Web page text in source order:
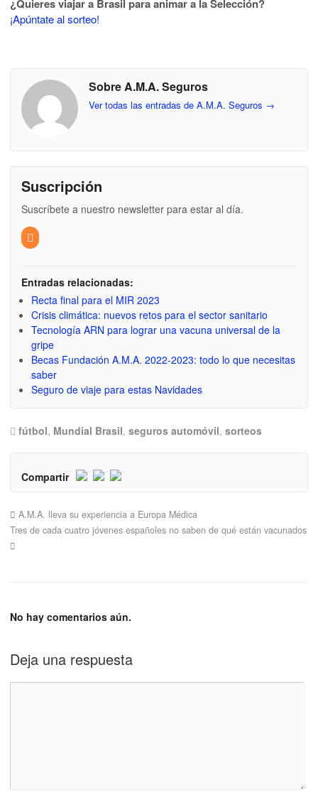
¿Quieres viajar a Brasil para animar a la Selección?
¡Apúntate al sorteo!
Sobre A.M.A. Seguros
Ver todas las entradas de A.M.A. Seguros →
Suscripción
Suscríbete a nuestro newsletter para estar al día.
Entradas relacionadas:
Recta final para el MIR 2023
Crisis climática: nuevos retos para el sector sanitario
Tecnología ARN para lograr una vacuna universal de la
gripe
Becas Fundación A.M.A. 2022-2023: todo lo que necesitas
saber
Seguro de viaje para estas Navidades
fútbol, Mundial Brasil, seguros automóvil, sorteos
Compartir
A.M.A. lleva su experiencia a Europa Médica
Tres de cada cuatro jóvenes españoles no saben de qué están vacunados
No hay comentarios aún.
Deja una respuesta